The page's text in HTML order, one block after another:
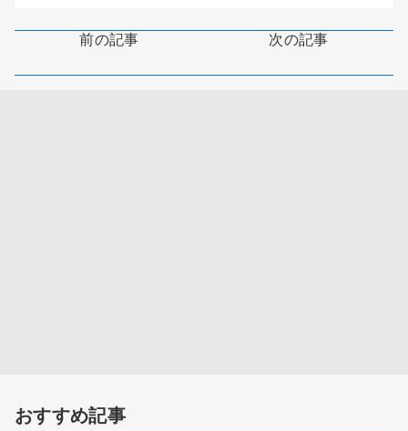
前の記事 次の記事
おすすめ記事